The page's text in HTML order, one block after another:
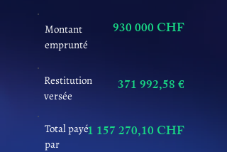
Montant
emprunté
930 000 CHF
Restitution
versée
371 992,58 €
Total payé
par
1 157 270,10 CHF